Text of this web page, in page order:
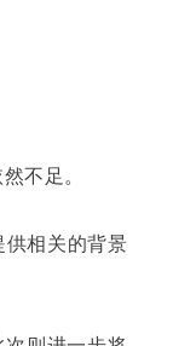
不足。
相关的背景